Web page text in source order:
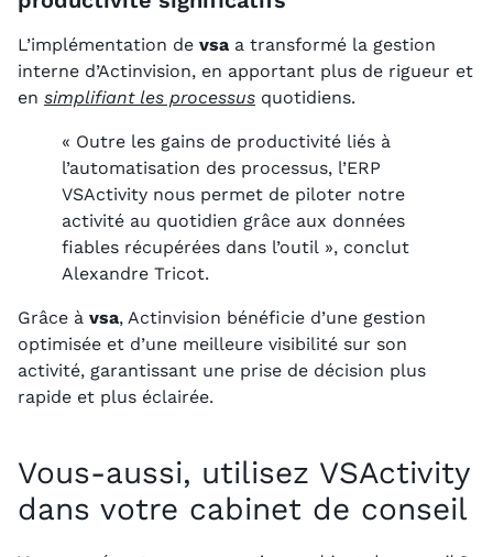
L’implémentation de vsa a transformé la gestion
interne d’Actinvision, en apportant plus de rigueur et
en simplifiant les processus quotidiens.
« Outre les gains de productivité liés à
l’automatisation des processus, l’ERP
VSActivity nous permet de piloter notre
activité au quotidien grâce aux données
fiables récupérées dans l’outil », conclut
Alexandre Tricot.
Grâce à vsa, Actinvision bénéficie d’une gestion
optimisée et d’une meilleure visibilité sur son
activité, garantissant une prise de décision plus
rapide et plus éclairée.
Vous-aussi, utilisez VSActivity
dans votre cabinet de conseil